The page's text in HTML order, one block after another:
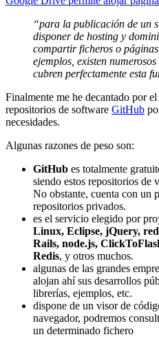
“para la publicación de un
disponer de hosting y
compartir ficheros o
ejemplos, existen
cubren perfectamente esta
Finalmente me he decantado por
repositorios de software GitHub
necesidades.
Algunas razones de peso son:
GitHub es totalmente
siendo estos repositorios de
No obstante, cuenta con un
repositorios privados.
es el servicio elegido por
Linux, Eclipse, jQuery,
Rails, node.js,
Redis, y otros muchos.
algunas de las grandes
alojan ahí sus desarrollos
librerías, ejemplos, etc.
dispone de un visor de
navegador, podremos
un determinado fichero